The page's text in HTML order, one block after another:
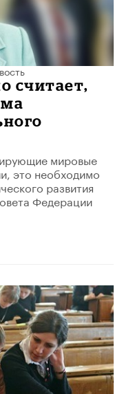
считает,
мировые
это необходимо
развития
Федерации